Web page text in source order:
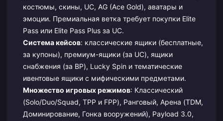
костюмы, скины, UC, AG (Ace Gold), аватары и
эмоции. Премиальная ветка требует покупки Elite
Pass или Elite Pass Plus за UC.
Система кейсов: классические ящики (бесплатные,
за купоны), премиум-ящики (за UC), ящики
снабжения (за BP), Lucky Spin и тематические
ивентовые ящики с мифическими предметами.
Множество игровых режимов: Классический
(Solo/Duo/Squad, TPP и FPP), Ранговый, Арена (TDM,
Доминирование, Гонка вооружений), Payload 3.0,